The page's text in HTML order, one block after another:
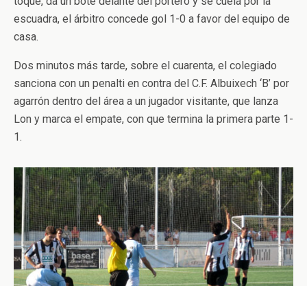
escuadra, el árbitro concede gol 1-0 a favor del equipo de
casa.
Dos minutos más tarde, sobre el cuarenta, el colegiado
sanciona con un penalti en contra del C.F. Albuixech ‘B’ por
agarrón dentro del área a un jugador visitante, que lanza
Lon y marca el empate, con que termina la primera parte 1-
1.